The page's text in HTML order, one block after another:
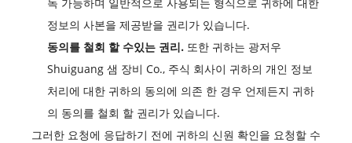
정보의 사본을 제공받을 권리가 있습니다.
동의를 철회 할 수있는 권리. 또한 귀하는 광저우
Shuiguang 샘 장비 Co., 주식 회사이 귀하의 개인 정보
처리에 대한 귀하의 동의에 의존 한 경우 언제든지 귀하
의 동의를 철회 할 권리가 있습니다.
그러한 요청에 응답하기 전에 귀하의 신원 확인을 요청할 수